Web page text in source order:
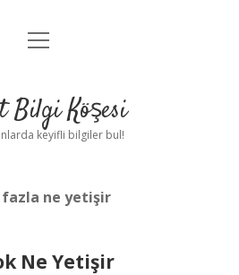
Anasayfa
Yasal Uyarı
menüyü
Bilgi Köşesi
keyifli bilgiler bul!
fazla ne yetişir
Ne Yetişir